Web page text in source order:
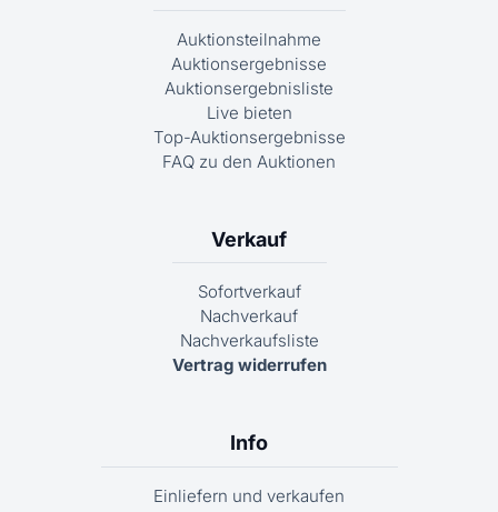
Auktionsteilnahme
Auktionsergebnisse
Auktionsergebnisliste
Live bieten
Top-Auktionsergebnisse
FAQ zu den Auktionen
Verkauf
Sofortverkauf
Nachverkauf
Nachverkaufsliste
Vertrag widerrufen
Info
Einliefern und verkaufen